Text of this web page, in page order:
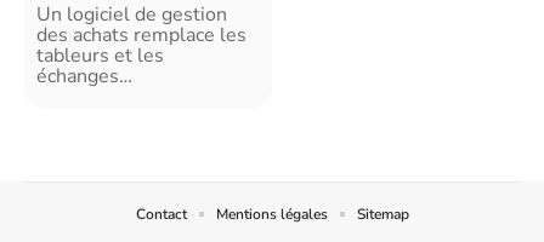
Un logiciel de gestion
des achats remplace les
tableurs et les
échanges…
Contact Mentions légales Sitemap